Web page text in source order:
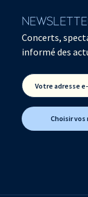
Concerts,
informé des
Votre adresse
Choisir